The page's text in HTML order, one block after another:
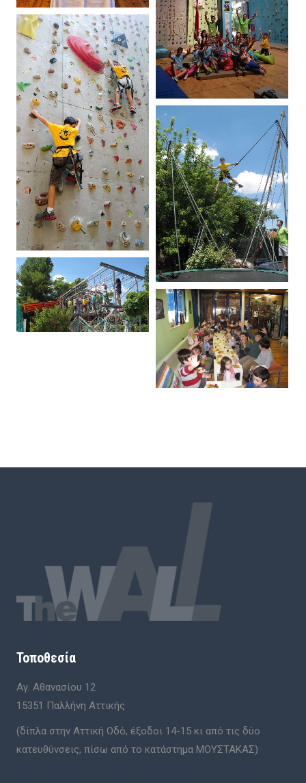
Τοποθεσία
Αγ. Αθανασίου 12
15351 Παλλήνη Αττικής
(δίπλα στην Αττική Οδό, έξοδοι 14-15 κι από τις δύο
κατευθύνσεις, πίσω από το κατάστημα ΜΟΥΣΤΑΚΑΣ)